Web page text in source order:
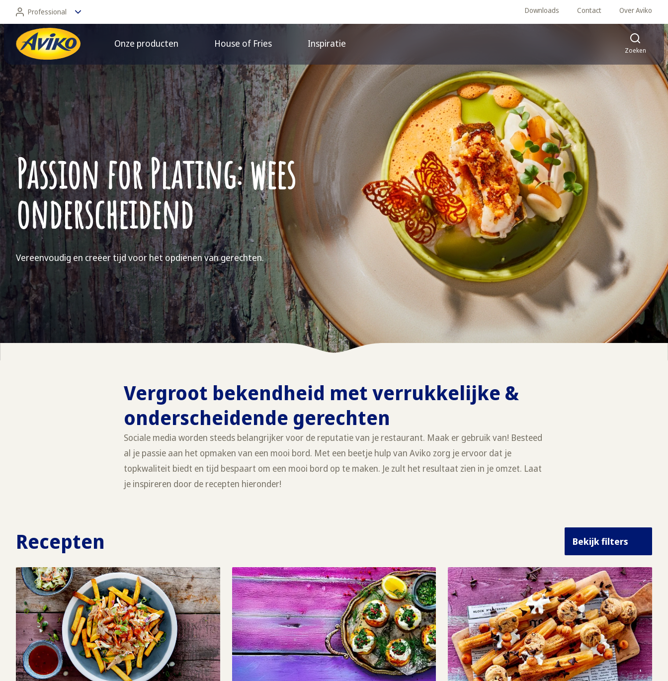
Professional
Professional
Consument
Downloads Contact Over Aviko
Onze producten House of Fries Inspiratie
Zoeken
Passion for Plating: wees
onderscheidend
Vereenvoudig en creëer tijd voor het opdienen van gerechten.
Vergroot bekendheid met verrukkelijke &
onderscheidende gerechten
Sociale media worden steeds belangrijker voor de reputatie van je restaurant. Maak er gebruik van! Besteed
al je passie aan het opmaken van een mooi bord. Met een beetje hulp van Aviko zorg je ervoor dat je
topkwaliteit biedt en tijd bespaart om een mooi bord op te maken. Je zult het resultaat zien in je omzet. Laat
je inspireren door de recepten hieronder!
Recepten Bekijk filters